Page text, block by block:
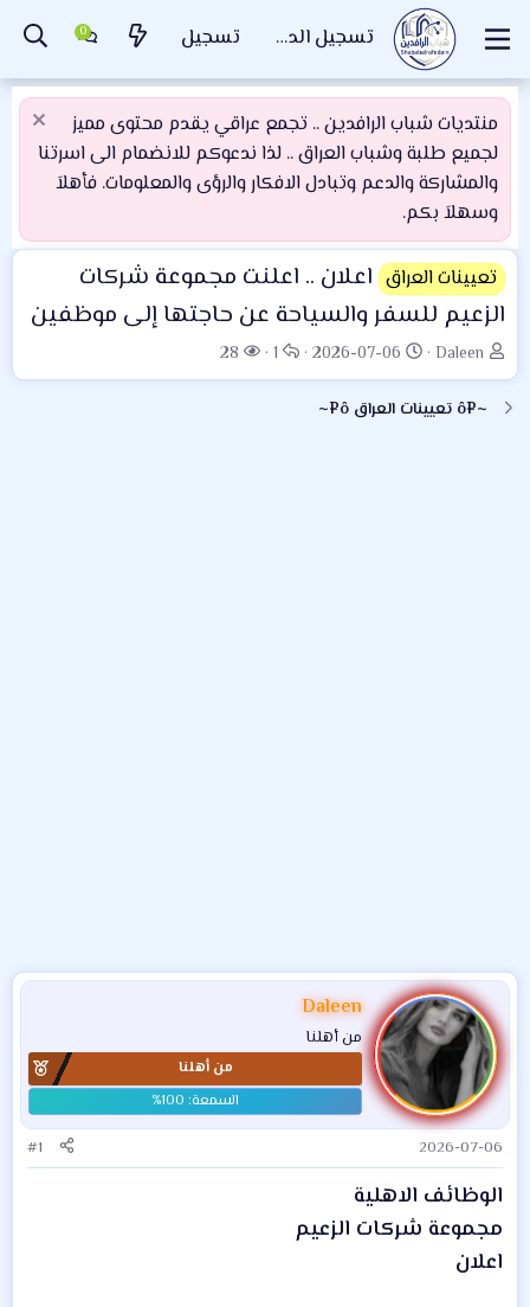
تسجيل الدخول تسجيل
منتديات شباب الرافدين .. تجمع عراقي يقدم محتوى مميز
لجميع طلبة وشباب العراق .. لذا ندعوكم للانضمام الى اسرتنا
والمشاركة والدعم وتبادل الافكار والرؤى والمعلومات. فأهلاَ
وسهلاَ بكم.
تعيينات العراق اعلان .. اعلنت مجموعة شركات
الزعيم للسفر والسياحة عن حاجتها إلى موظفين
ب
ا
د
Daleen
ت
ا
ر
2026-07-06
ا
ل
1
ا
ل
28
~¤ô تعيينات العراق ô¤~
Daleen
من أهلنا
من أهلنا
2026-07-06
#1
الوظائف الاهلية
مجموعة شركات الزعيم
اعلان